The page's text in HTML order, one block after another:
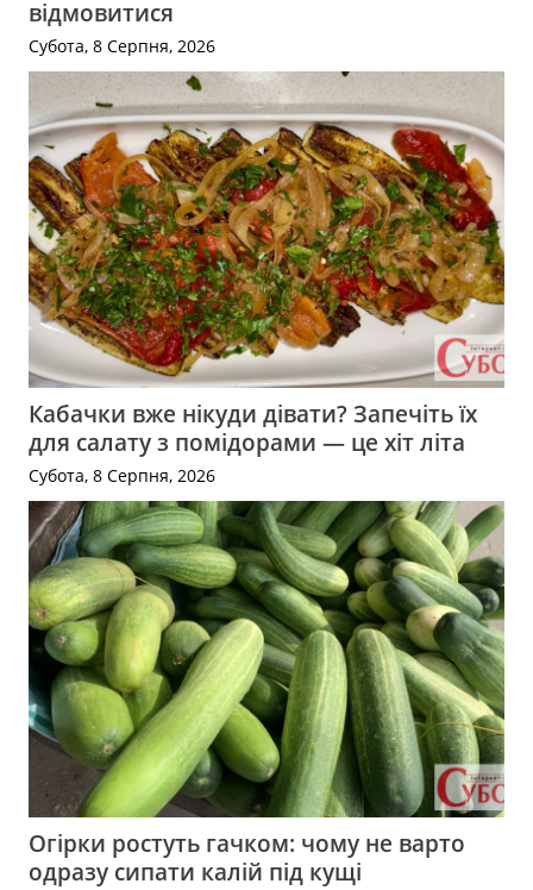
відмовитися
Субота, 8 Серпня, 2026
Кабачки вже нікуди дівати? Запечіть їх
для салату з помідорами — це хіт літа
Субота, 8 Серпня, 2026
Огірки ростуть гачком: чому не варто
одразу сипати калій під кущі